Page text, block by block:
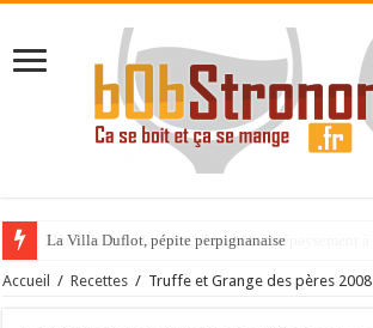
La Villa Duflot, pépite perpignanaise
Accueil / Recettes / Truffe et Grange des pères 2008